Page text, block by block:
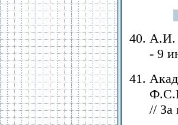
А.И.
- 9
// За